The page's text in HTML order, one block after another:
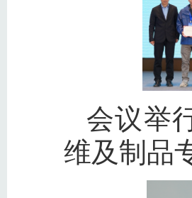
会议举
维及制品